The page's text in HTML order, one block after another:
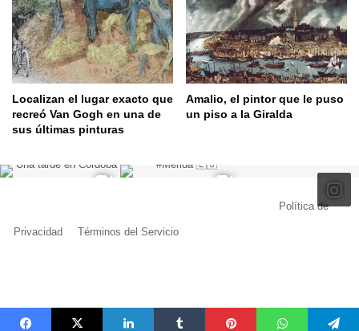
Localizan el lugar exacto que
recreó Van Gogh en una de
sus últimas pinturas
Amalio, el pintor que le puso
un piso a la Giralda
Política de
Privacidad Términos del Servicio
Me